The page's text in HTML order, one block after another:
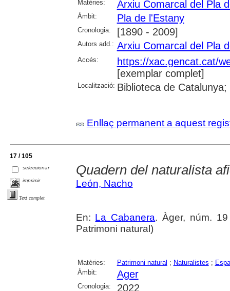
Matèries: Arxiu Comarcal del Pla
Àmbit: Pla de l'Estany
Cronologia: [1890 - 2009]
Autors add.: Arxiu Comarcal del Pla
Accés:
https://xac.gencat.cat/
[exemplar complet]
Localització: Biblioteca de
Enllaç permanent a aquest
17 / 105
seleccionar
imprimir
Text complet
Quadern del naturalista
León, Nacho
En: La Cabanera. Àger, núm.
Patrimoni natural)
Matèries: Patrimoni natural ; Naturalistes ;
Àmbit:
Ager
Cronologia: 2022